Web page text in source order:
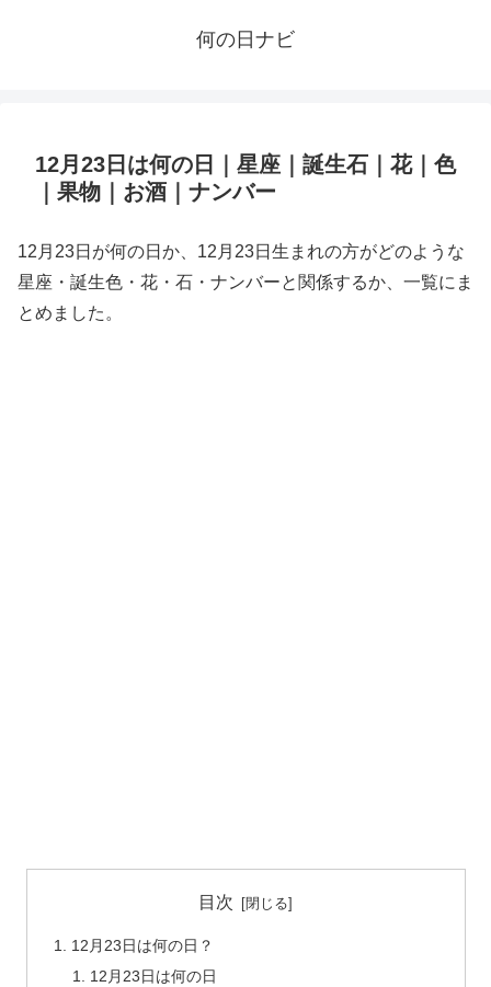
何の日ナビ
12月23日は何の日｜星座｜誕生石｜花｜色
｜果物｜お酒｜ナンバー
12月23日が何の日か、12月23日生まれの方がどのような
星座・誕生色・花・石・ナンバーと関係するか、一覧にま
とめました。
目次
12月23日は何の日？
12月23日は何の日